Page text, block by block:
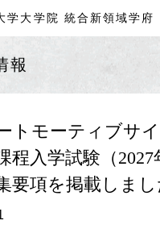
学 大学院 統合新領域学府
報
トモーティブサ
程入学試験（
要項を掲載しまし